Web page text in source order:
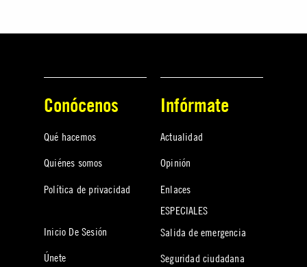
Conócenos
Qué hacemos
Quiénes somos
Política de privacidad
Inicio De Sesión
Únete
Infórmate
Actualidad
Opinión
Enlaces
ESPECIALES
Salida de emergencia
Seguridad ciudadana